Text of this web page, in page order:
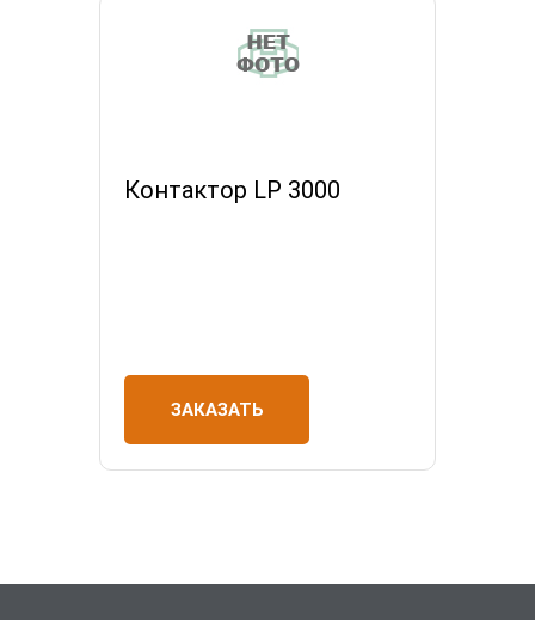
Контактор LP 3000
ЗАКАЗАТЬ